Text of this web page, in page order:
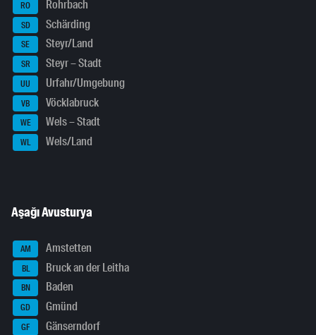
RO Rohrbach
SD Schärding
SE Steyr/Land
SR Steyr – Stadt
UU Urfahr/Umgebung
VB Vöcklabruck
WE Wels – Stadt
WL Wels/Land
Aşağı Avusturya
AM Amstetten
BL Bruck an der Leitha
BN Baden
GD Gmünd
GF Gänserndorf